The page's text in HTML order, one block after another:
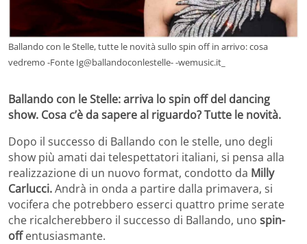
Ballando con le Stelle, tutte le novità sullo spin off in arrivo: cosa
vedremo -Fonte Ig@ballandoconlestelle- -wemusic.it_
Ballando con le Stelle: arriva lo spin off del dancing
show. Cosa c’è da sapere al riguardo? Tutte le novità.
Dopo il successo di Ballando con le stelle, uno degli
show più amati dai telespettatori italiani, si pensa alla
realizzazione di un nuovo format, condotto da Milly
Carlucci.Andrà in onda a partire dalla primavera, si
vocifera che potrebbero esserci quattro prime serate
che ricalcherebbero il successo di Ballando, uno spin-
offentusiasmante.